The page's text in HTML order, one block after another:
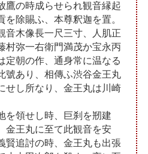
鷹の時成らせられ観音縁起
を除賜ふ、本尊釈迦を置。
音木像長一尺三寸、人肌正
村弥一右衛門満茂か宝永丙
定朝の作、通身常に温なる
號あり、相傳ふ渋谷金王丸
せし所なり、金王丸は川崎
を領せし時、巨刹を剏建
金王丸に至て此観音を安
賢追討の時、金王丸も出張